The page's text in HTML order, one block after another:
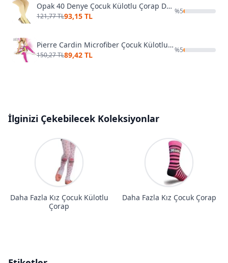
Opak 40 Denye Çocuk Külotlu Çorap Dore 10678
121,77 TL93,15 TL
%5
Pierre Cardin Microfiber Çocuk Külotlu Çorap Aida
150,27 TL89,42 TL
%5
İlginizi Çekebilecek Koleksiyonlar
Daha Fazla Kız Çocuk Külotlu
Çorap
Daha Fazla Kız Çocuk Çorap